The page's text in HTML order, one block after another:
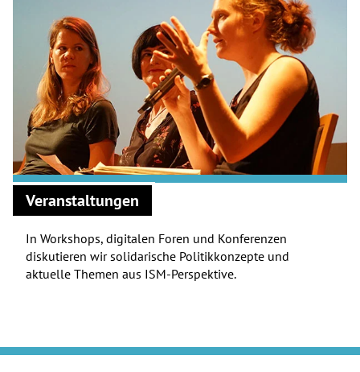
Veranstaltungen
In Workshops, digitalen Foren und Konferenzen
diskutieren wir solidarische Politikkonzepte und
aktuelle Themen aus ISM-Perspektive.